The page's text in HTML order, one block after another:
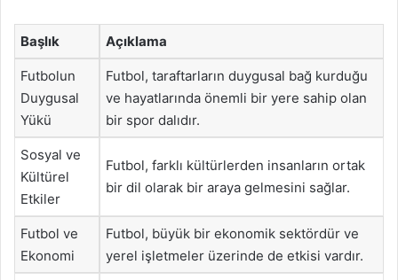
Başlık Açıklama
Futbolun
Duygusal
Yükü
Futbol, taraftarların duygusal bağ kurduğu
ve hayatlarında önemli bir yere sahip olan
bir spor dalıdır.
Sosyal ve
Kültürel
Etkiler
Futbol, farklı kültürlerden insanların ortak
bir dil olarak bir araya gelmesini sağlar.
Futbol ve
Ekonomi
Futbol, büyük bir ekonomik sektördür ve
yerel işletmeler üzerinde de etkisi vardır.